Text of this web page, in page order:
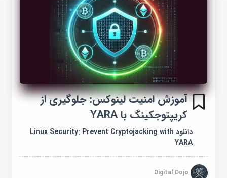
آموزش امنیت لینوکس: جلوگیری از
کریپتوجکینگ با YARA
دانلود Linux Security: Prevent Cryptojacking with
YARA
Digital Dojo